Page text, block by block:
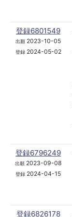
登録6801549
出願 2023-10-05
登録2024-05-02
登録6796249
出願2023-09-08
登録 2024-04-15
登録6826178